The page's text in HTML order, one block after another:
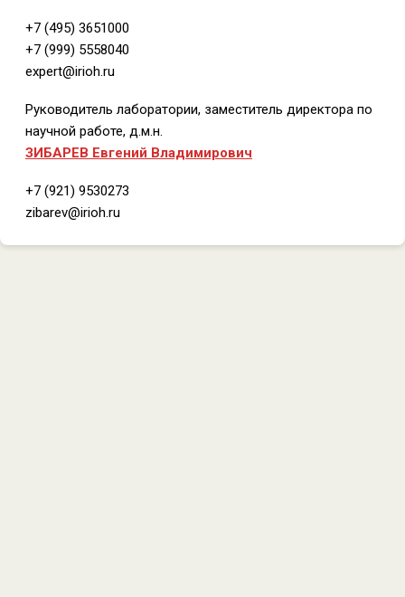
+7 (495) 3651000
+7 (999) 5558040
expert@irioh.ru
Руководитель лаборатории, заместитель директора по
научной работе, д.м.н.
ЗИБАРЕВ Евгений Владимирович
+7 (921) 9530273
zibarev@irioh.ru